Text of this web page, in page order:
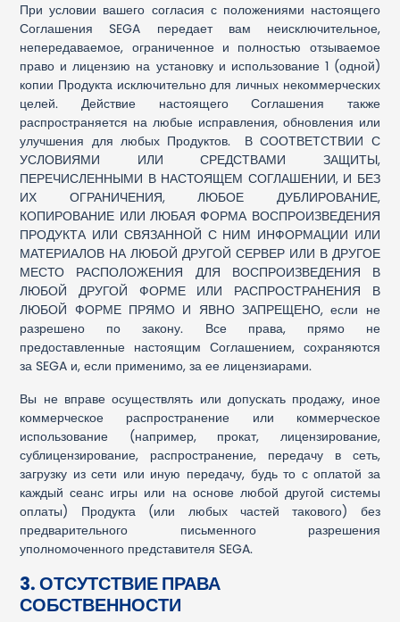
При условии вашего согласия с положениями настоящего
Соглашения SEGA передает вам неисключительное,
непередаваемое, ограниченное и полностью отзываемое
право и лицензию на установку и использование 1 (одной)
копии Продукта исключительно для личных некоммерческих
целей. Действие настоящего Соглашения также
распространяется на любые исправления, обновления или
улучшения для любых Продуктов. В СООТВЕТСТВИИ С
УСЛОВИЯМИ ИЛИ СРЕДСТВАМИ ЗАЩИТЫ,
ПЕРЕЧИСЛЕННЫМИ В НАСТОЯЩЕМ СОГЛАШЕНИИ, И БЕЗ
ИХ ОГРАНИЧЕНИЯ, ЛЮБОЕ ДУБЛИРОВАНИЕ,
КОПИРОВАНИЕ ИЛИ ЛЮБАЯ ФОРМА ВОСПРОИЗВЕДЕНИЯ
ПРОДУКТА ИЛИ СВЯЗАННОЙ С НИМ ИНФОРМАЦИИ ИЛИ
МАТЕРИАЛОВ НА ЛЮБОЙ ДРУГОЙ СЕРВЕР ИЛИ В ДРУГОЕ
МЕСТО РАСПОЛОЖЕНИЯ ДЛЯ ВОСПРОИЗВЕДЕНИЯ В
ЛЮБОЙ ДРУГОЙ ФОРМЕ ИЛИ РАСПРОСТРАНЕНИЯ В
ЛЮБОЙ ФОРМЕ ПРЯМО И ЯВНО ЗАПРЕЩЕНО, если не
разрешено по закону. Все права, прямо не
предоставленные настоящим Соглашением, сохраняются
за SEGA и, если применимо, за ее лицензиарами.
Вы не вправе осуществлять или допускать продажу, иное
коммерческое распространение или коммерческое
использование (например, прокат, лицензирование,
сублицензирование, распространение, передачу в сеть,
загрузку из сети или иную передачу, будь то с оплатой за
каждый сеанс игры или на основе любой другой системы
оплаты) Продукта (или любых частей такового) без
предварительного письменного разрешения
уполномоченного представителя SEGA.
3. ОТСУТСТВИЕ ПРАВА
СОБСТВЕННОСТИ